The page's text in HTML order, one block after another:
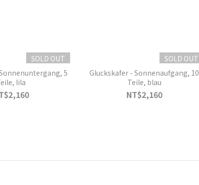
SOLD OUT
5
lila
SOLD OUT
Gluckskafer - Sonnenaufgang, 10
Teile, blau
NT$2,160